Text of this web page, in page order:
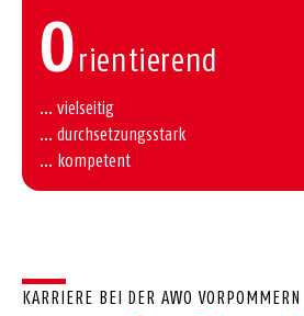
Orientierend
... vielseitig
... durchsetzungsstark
... kompetent
KARRIERE BEI DER AWO VORPOMMERN